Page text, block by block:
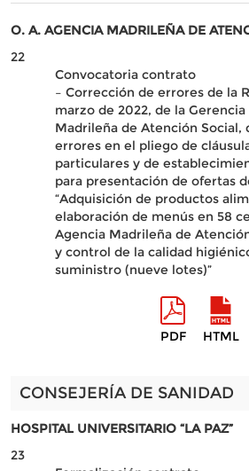
O. A. AGENCIA MADRILEÑA DE
22
Convocatoria contrato
– Corrección de errores de la
marzo de 2022, de la
Madrileña de Atención Social,
errores en el pliego de
particulares y de
para presentación de ofertas
“Adquisición de productos
elaboración de menús en 58
Agencia Madrileña de
y control de la calidad
suministro (nueve lotes)”
PDF HTML
CONSEJERÍA DE SANIDAD
HOSPITAL UNIVERSITARIO “LA PAZ”
23